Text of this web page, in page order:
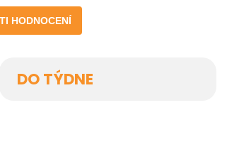
HODNOCENÍ
DO TÝDNE